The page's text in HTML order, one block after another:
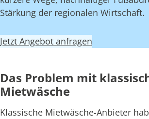
Stärkung der regionalen Wirtschaft.
Jetzt Angebot anfragen
Das Problem mit
Mietwäsche
Klassische Mietwäsche-Anbieter